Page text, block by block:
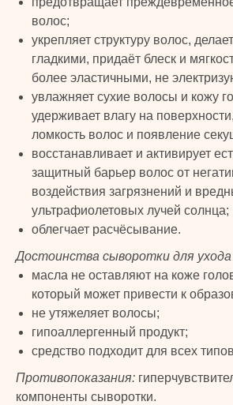
волос;
укрепляет структуру волос,
гладкими, придаёт блеск и
более эластичными, не
увлажняет сухие волосы и кожу
удерживает влагу на
ломкость волос и появление
восстанавливает и активирует
защитный барьер волос от
воздействия загрязнений и
ультрафиолетовых лучей солнца;
облегчает расчёсывание.
Достоинства сыворотки для ухода
масла не оставляют на коже
который может привести к
не утяжеляет волосы;
гипоаллергенный продукт;
средство подходит для всех
Противопоказания:
компоненты сыворотки.
Бады и витамины
Уход за волосами
Личная гигиена
Для дома Контакты
Оплата и доставка
Политика
Скидки и подарки
Макияж
Турецкий текстиль
TURK
PRIME
КАТАЛОГ